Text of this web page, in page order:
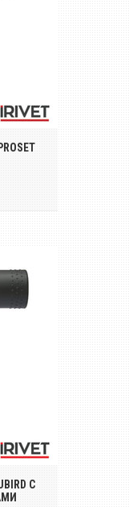
для
mm
для
mm
С